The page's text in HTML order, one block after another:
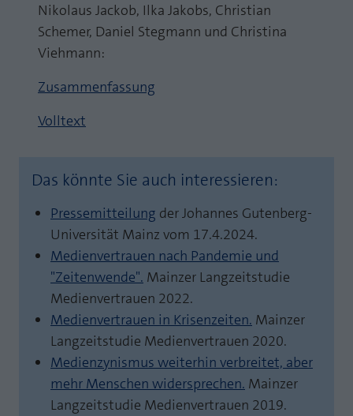
Nikolaus Jackob, Ilka Jakobs, Christian
Schemer, Daniel Stegmann und Christina
Viehmann:
Zusammenfassung
Volltext
Das könnte Sie auch interessieren:
Pressemitteilung der Johannes Gutenberg-
Universität Mainz vom 17.4.2024.
Medienvertrauen nach Pandemie und
"Zeitenwende". Mainzer Langzeitstudie
Medienvertrauen 2022.
Medienvertrauen in Krisenzeiten. Mainzer
Langzeitstudie Medienvertrauen 2020.
Medienzynismus weiterhin verbreitet, aber
mehr Menschen widersprechen. Mainzer
Langzeitstudie Medienvertrauen 2019.